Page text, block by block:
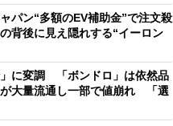
パン“多額のEV補助金”で注文殺
背後に見え隠れする“イーロン
に変調 「ボンドロ」は依然品
大量流通し一部で値崩れ 「選